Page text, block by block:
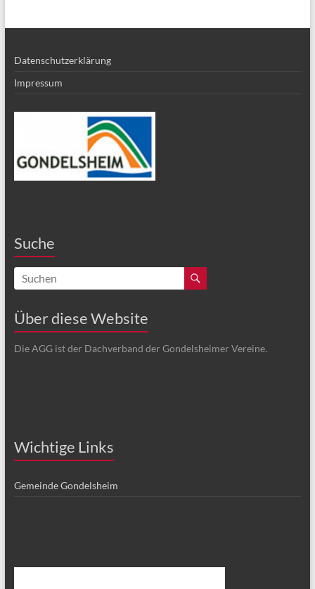
Datenschutzerklärung
Impressum
Suche
Über diese Website
Die AGG ist der Dachverband der Gondelsheimer Vereine.
Wichtige Links
Gemeinde Gondelsheim